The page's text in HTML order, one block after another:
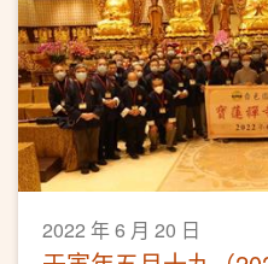
2022 年 6 月 20 日